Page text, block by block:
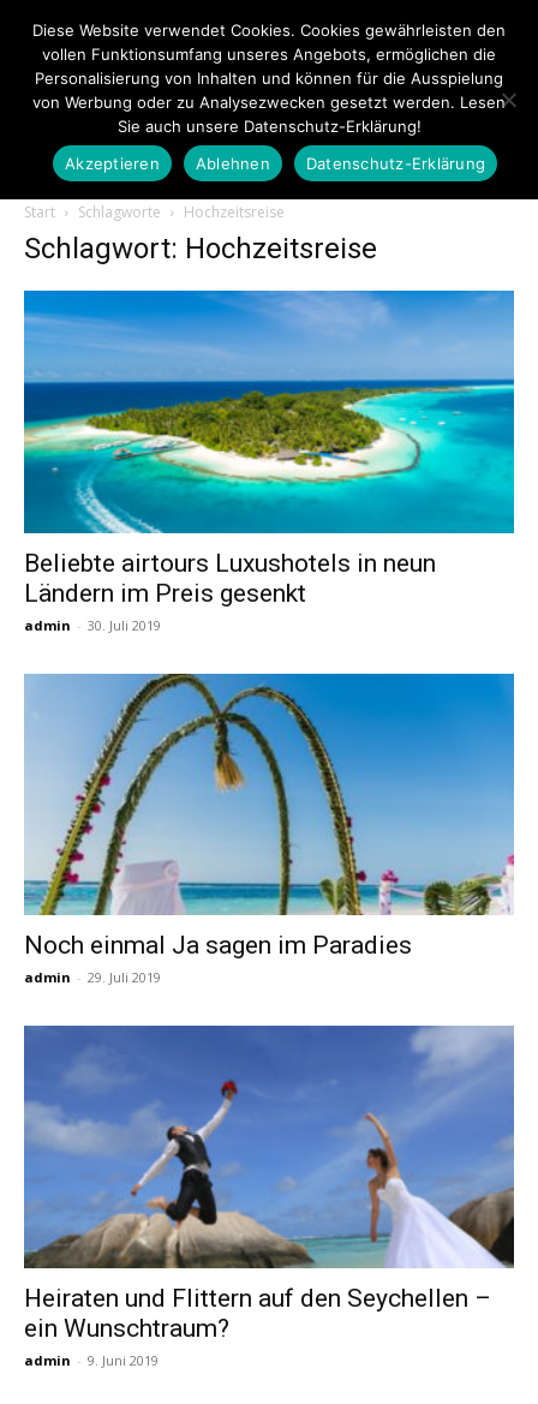
Touristiknews.de
Touristiknews
und
Reiseempfehlungen.
Start Schlagworte Hochzeitsreise
Schlagwort: Hochzeitsreise
Beliebte airtours Luxushotels in neun
Ländern im Preis gesenkt
admin - 30. Juli 2019
Noch einmal Ja sagen im Paradies
admin - 29. Juli 2019
Heiraten und Flittern auf den Seychellen –
ein Wunschtraum?
admin - 9. Juni 2019
Diese Website verwendet Cookies. Cookies gewährleisten den
vollen Funktionsumfang unseres Angebots, ermöglichen die
Personalisierung von Inhalten und können für die Ausspielung
von Werbung oder zu Analysezwecken gesetzt werden. Lesen
Sie auch unsere Datenschutz-Erklärung!
Akzeptieren
Ablehnen Datenschutz-Erklärung